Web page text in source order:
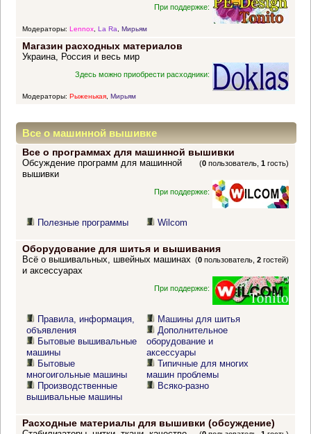
При поддержке:
Модераторы: Lennox, La Ra, Мирьям
Магазин расходных материалов
Украина, Россия и весь мир
Здесь можно приобрести расходники:
Модераторы: Рыженькая, Мирьям
Все о машинной вышивке
Все о программах для машинной вышивки
(0 пользователь,1 гость)
Обсуждение программ для машинной
вышивки
При поддержке:
Полезные программы Wilcom
Оборудование для шитья и вышивания
(0 пользователь,2 гостей)
Всё о вышивальных, швейных машинах
и аксессуарах
При поддержке:
Правила, информация,
объявления
Бытовые вышивальные
машины
Бытовые
многоигольные машины
Производственные
вышивальные машины
Машины для шитья
Дополнительное
оборудование и
аксессуары
Типичные для многих
машин проблемы
Всяко-разно
Расходные материалы для вышивки (обсуждение)